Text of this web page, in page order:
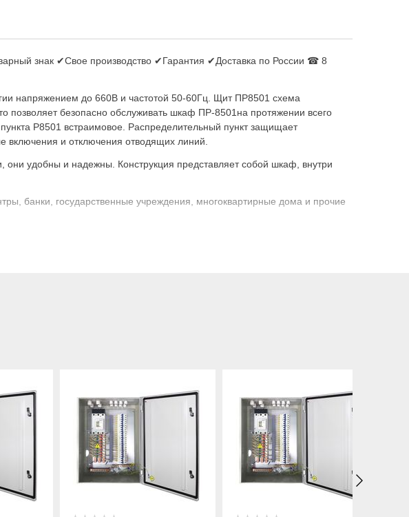
знак ✔Свое производство ✔Гарантия ✔Доставка по России ☎ 8
напряжением до 660В и частотой 50-60Гц. Щит ПР8501 схема
безопасно обслуживать шкаф ПР-8501на протяжении всего
Р8501 встраимовое. Распределительный пункт защищает
включения и отключения отводящих линий.
удобны и надежны. Конструкция представляет собой шкаф, внутри
банки, государственные учреждения, многоквартирные дома и прочие